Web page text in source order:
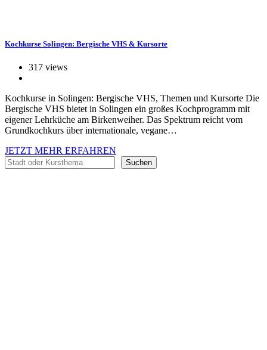
Kochkurse Solingen: Bergische VHS & Kursorte
317 views
Kochkurse in Solingen: Bergische VHS, Themen und Kursorte Die
Bergische VHS bietet in Solingen ein großes Kochprogramm mit
eigener Lehrküche am Birkenweiher. Das Spektrum reicht vom
Grundkochkurs über internationale, vegane…
JETZT MEHR ERFAHREN
Suchen
Suchen